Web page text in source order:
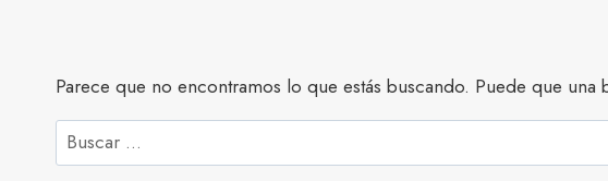
Parece que no encontramos lo que estás buscando. Puede que una